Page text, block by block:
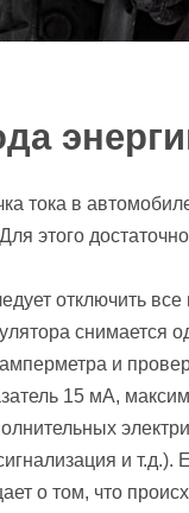
тока в
этого
отключить
снимается
и
15 мА,
и
о том, что